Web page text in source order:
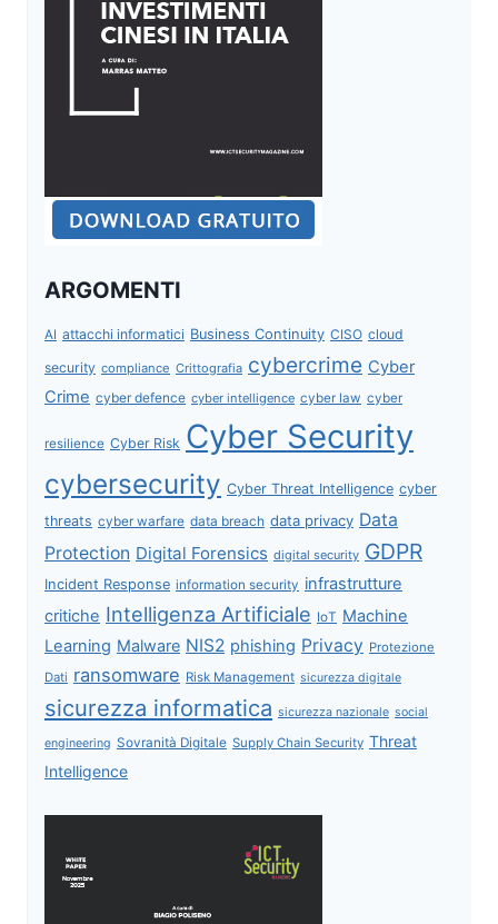
ARGOMENTI
AI attacchi informatici Business Continuity CISO cloud
security compliance Crittografia cybercrime Cyber
Crime cyber defence cyber intelligence cyber law cyber
resilience Cyber Risk Cyber Security
cybersecurity Cyber Threat Intelligence cyber
threats cyber warfare data breach data privacy Data
Protection Digital Forensics digital security GDPR
Incident Response information security infrastrutture
critiche Intelligenza Artificiale IoT Machine
Learning Malware NIS2 phishing Privacy Protezione
Dati ransomware Risk Management sicurezza digitale
sicurezza informatica sicurezza nazionale social
engineering Sovranità Digitale Supply Chain Security Threat
Intelligence